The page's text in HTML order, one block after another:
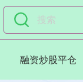
融资炒股平仓